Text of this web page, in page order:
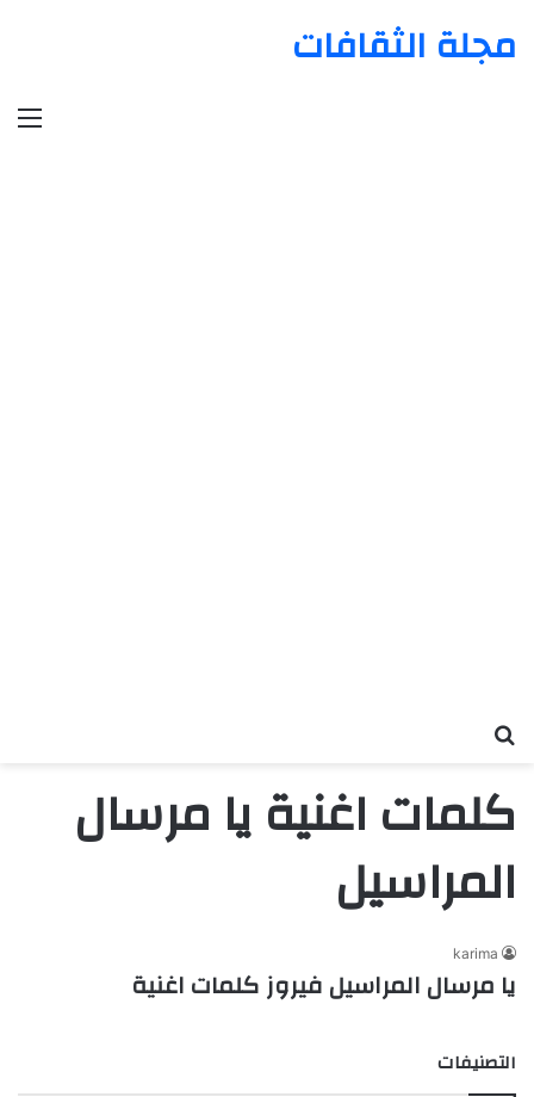
مجلة الثقافات
كلمات اغنية يا مرسال
المراسيل
karima
يا مرسال المراسيل فيروز كلمات اغنية
التصنيفات